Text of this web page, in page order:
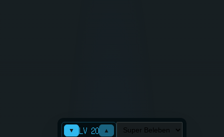
▼ LV 20 ▲